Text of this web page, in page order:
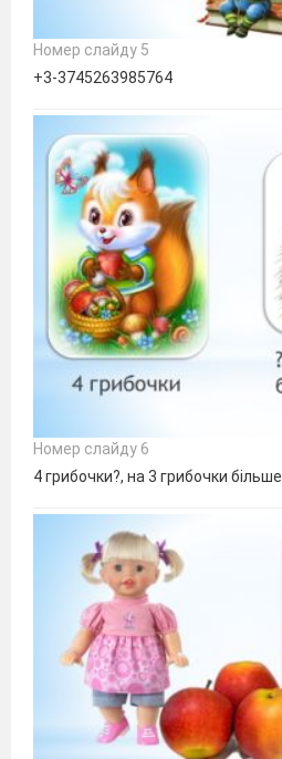
Номер слайду 5
+3-3745263985764
Номер слайду 6
4 грибочки?, на 3 грибочки більше